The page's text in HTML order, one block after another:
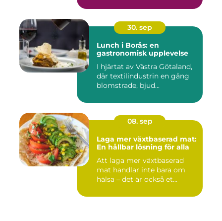
30. sep
Lunch i Borås: en
gastronomisk upplevelse
I hjärtat av Västra Götaland,
där textilindustrin en gång
blomstrade, bjud...
08. sep
Laga mer växtbaserad mat:
En hållbar lösning för alla
Att laga mer växtbaserad
mat handlar inte bara om
hälsa – det är också et...